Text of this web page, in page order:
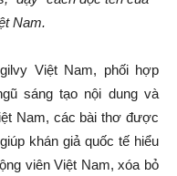
Nam.
Việt Nam, phối hợp
sáng tạo nội dung và
Nam, các bài thơ được
khán giả quốc tế hiểu
viên Việt Nam, xóa bỏ